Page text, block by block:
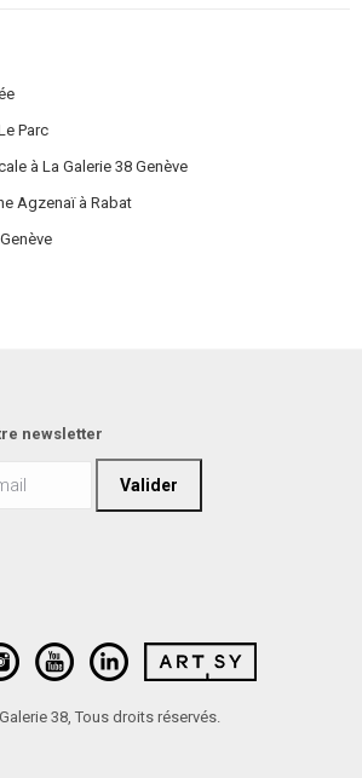
Parc
à La Galerie 38 Genève
Agzenaï à Rabat
newsletter
38, Tous droits réservés.